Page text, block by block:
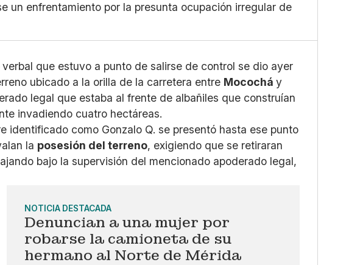
Whatsapp
un enfrentamiento por la presunta ocupación irregular de
verbal que estuvo a punto de salirse de control se dio ayer
ubicado a la orilla de la carretera entre Mococháy
legal que estaba al frente de albañiles que construían
invadiendo cuatro hectáreas.
identificado como Gonzalo Q. se presentó hasta ese punto
la posesión del terreno, exigiendo que se retiraran
bajo la supervisión del mencionado apoderado legal,
NOTICIA DESTACADA
Denuncian a una mujer por
robarse la camioneta de su
hermano al Norte de Mérida